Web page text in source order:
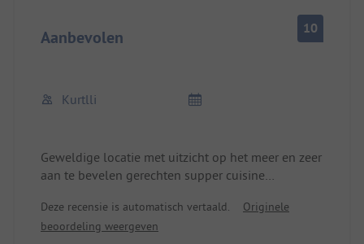
Aanbevolen 10
Kurtlli
Geweldige locatie met uitzicht op het meer en zeer
aan te bevelen gerechten supper cuisine
gewoon warme mensen
gewoon een geweldige plek
Deze recensie is automatisch vertaald.
Originele
beoordeling weergeven